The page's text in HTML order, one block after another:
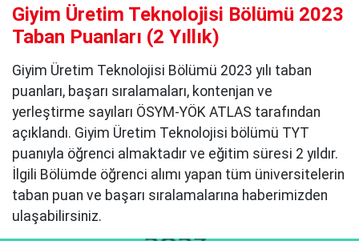
Giyim Üretim Teknolojisi Bölümü 2023
Taban Puanları (2 Yıllık)
Giyim Üretim Teknolojisi Bölümü 2023 yılı taban
puanları, başarı sıralamaları, kontenjan ve
yerleştirme sayıları ÖSYM-YÖK ATLAS tarafından
açıklandı. Giyim Üretim Teknolojisi bölümü TYT
puanıyla öğrenci almaktadır ve eğitim süresi 2 yıldır.
İlgili Bölümde öğrenci alımı yapan tüm üniversitelerin
taban puan ve başarı sıralamalarına haberimizden
ulaşabilirsiniz.